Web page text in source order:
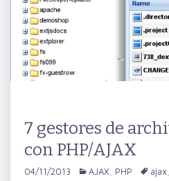
7 gestores de
con PHP/AJAX
04/11/2013 AJAX PHP ajax